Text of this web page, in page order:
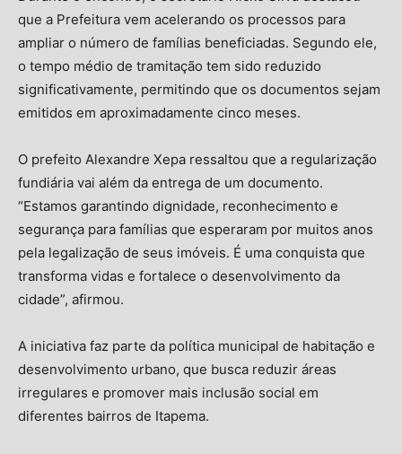
que a Prefeitura vem acelerando os processos para
ampliar o número de famílias beneficiadas. Segundo ele,
o tempo médio de tramitação tem sido reduzido
significativamente, permitindo que os documentos sejam
emitidos em aproximadamente cinco meses.
O prefeito Alexandre Xepa ressaltou que a regularização
fundiária vai além da entrega de um documento.
“Estamos garantindo dignidade, reconhecimento e
segurança para famílias que esperaram por muitos anos
pela legalização de seus imóveis. É uma conquista que
transforma vidas e fortalece o desenvolvimento da
cidade”, afirmou.
A iniciativa faz parte da política municipal de habitação e
desenvolvimento urbano, que busca reduzir áreas
irregulares e promover mais inclusão social em
diferentes bairros de Itapema.